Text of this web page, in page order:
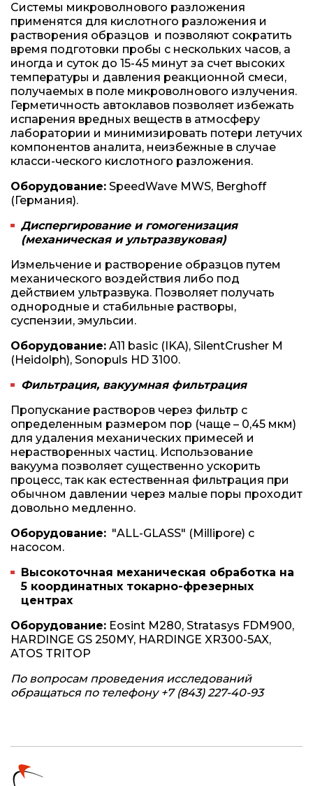
Системы микроволнового разложения
применятся для кислотного разложения и
растворения образцов и позволяют сократить
время подготовки пробы с нескольких часов, а
иногда и суток до 15-45 минут за счет высоких
температуры и давления реакционной смеси,
получаемых в поле микроволнового излучения.
Герметичность автоклавов позволяет избежать
испарения вредных веществ в атмосферу
лаборатории и минимизировать потери летучих
компонентов аналита, неизбежные в случае
класси-ческого кислотного разложения.
Оборудование: SpeedWave MWS, Berghoff
(Германия).
Диспергирование и гомогенизация
(механическая и ультразвуковая)
Измельчение и растворение образцов путем
механического воздействия либо под
действием ультразвука. Позволяет получать
однородные и стабильные растворы,
суспензии, эмульсии.
Оборудование: A11 basic (IKA), SilentCrusher М
(Heidolph), Sonopuls HD 3100.
Фильтрация, вакуумная фильтрация
Пропускание растворов через фильтр с
определенным размером пор (чаще – 0,45 мкм)
для удаления механических примесей и
нерастворенных частиц. Использование
вакуума позволяет существенно ускорить
процесс, так как естественная фильтрация при
обычном давлении через малые поры проходит
довольно медленно.
Оборудование: "ALL-GLASS" (Millipore) с
насосом.
Высокоточная механическая обработка на
5 координатных токарно-фрезерных
центрах
Оборудование: Eosint M280, Stratasys FDM900,
HARDINGE GS 250MY, HARDINGE XR300-5AX,
ATOS TRITOP
По вопросам проведения исследований
обращаться по телефону +7 (843) 227-40-93